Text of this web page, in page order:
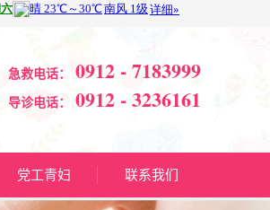
急救电话： 0912 - 7183999
导诊电话： 0912 - 3236161
党工青妇 联系我们